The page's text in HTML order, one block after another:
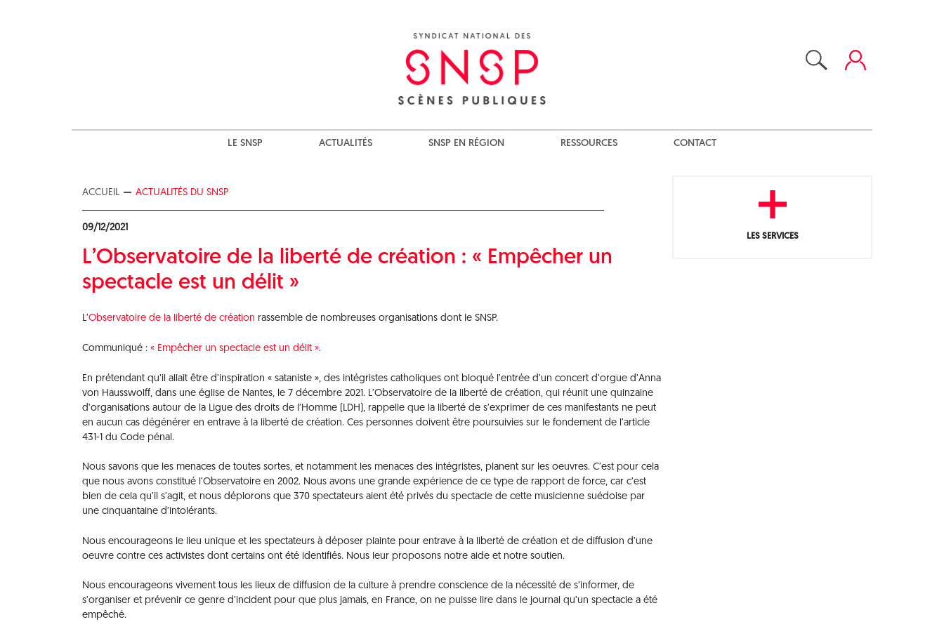
LE SNSP ACTUALITÉS SNSP EN RÉGION RESSOURCES CONTACT
ACCUEIL ACTUALITÉS DU SNSP
09/12/2021
L’Observatoire de la liberté de création : « Empêcher un
spectacle est un délit »
L’Observatoire de la liberté de création rassemble de nombreuses organisations dont le SNSP.
Communiqué : « Empêcher un spectacle est un délit ».
En prétendant qu’il allait être d’inspiration « sataniste », des intégristes catholiques ont bloqué l’entrée d’un concert d’orgue d’Anna
von Hausswolff, dans une église de Nantes, le 7 décembre 2021. L’Observatoire de la liberté de création, qui réunit une quinzaine
d’organisations autour de la Ligue des droits de l’Homme (LDH), rappelle que la liberté de s’exprimer de ces manifestants ne peut
en aucun cas dégénérer en entrave à la liberté de création. Ces personnes doivent être poursuivies sur le fondement de l’article
431-1 du Code pénal.
Nous savons que les menaces de toutes sortes, et notamment les menaces des intégristes, planent sur les oeuvres. C’est pour cela
que nous avons constitué l’Observatoire en 2002. Nous avons une grande expérience de ce type de rapport de force, car c’est
bien de cela qu’il s’agit, et nous déplorons que 370 spectateurs aient été privés du spectacle de cette musicienne suédoise par
une cinquantaine d’intolérants.
Nous encourageons le lieu unique et les spectateurs à déposer plainte pour entrave à la liberté de création et de diffusion d’une
oeuvre contre ces activistes dont certains ont été identifiés. Nous leur proposons notre aide et notre soutien.
Nous encourageons vivement tous les lieux de diffusion de la culture à prendre conscience de la nécessité de s’informer, de
s’organiser et prévenir ce genre d’incident pour que plus jamais, en France, on ne puisse lire dans le journal qu’un spectacle a été
empêché.
LES SERVICES